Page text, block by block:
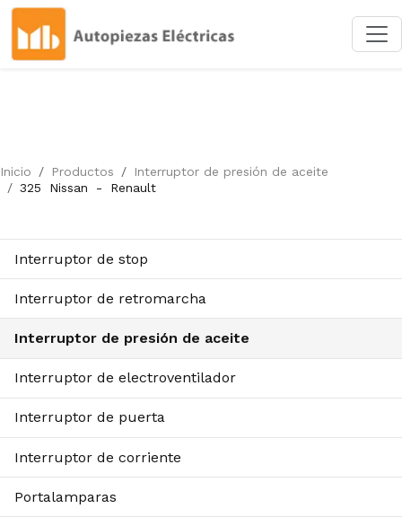
Inicio Productos
Interruptor de presión de aceite
325
Nissan - Renault
Interruptor de stop
Interruptor de retromarcha
Interruptor de presión de aceite
Interruptor de electroventilador
Interruptor de puerta
Interruptor de corriente
Portalamparas